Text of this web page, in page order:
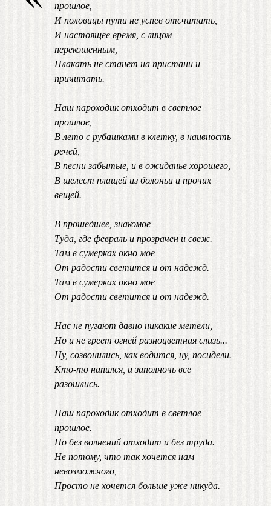
прошлое,
И половицы пути не успев отсчитать,
И настоящее время, с лицом
перекошенным,
Плакать не станет на пристани и
причитать.
Наш пароходик отходит в светлое
прошлое,
В лето с рубашками в клетку, в наивность
речей,
В песни забытые, и в ожиданье хорошего,
В шелест плащей из болоньи и прочих
вещей.
В прошедшее, знакомое
Туда, где февраль и прозрачен и свеж.
Там в сумерках окно мое
От радости светится и от надежд.
Там в сумерках окно мое
От радости светится и от надежд.
Нас не пугают давно никакие метели,
Но и не греет огней разноцветная слизь...
Ну, созвонились, как водится, ну, посидели.
Кто-то напился, и заполночь все
разошлись.
Наш пароходик отходит в светлое
прошлое.
Но без волнений отходит и без труда.
Не потому, что так хочется нам
невозможного,
Просто не хочется больше уже никуда.